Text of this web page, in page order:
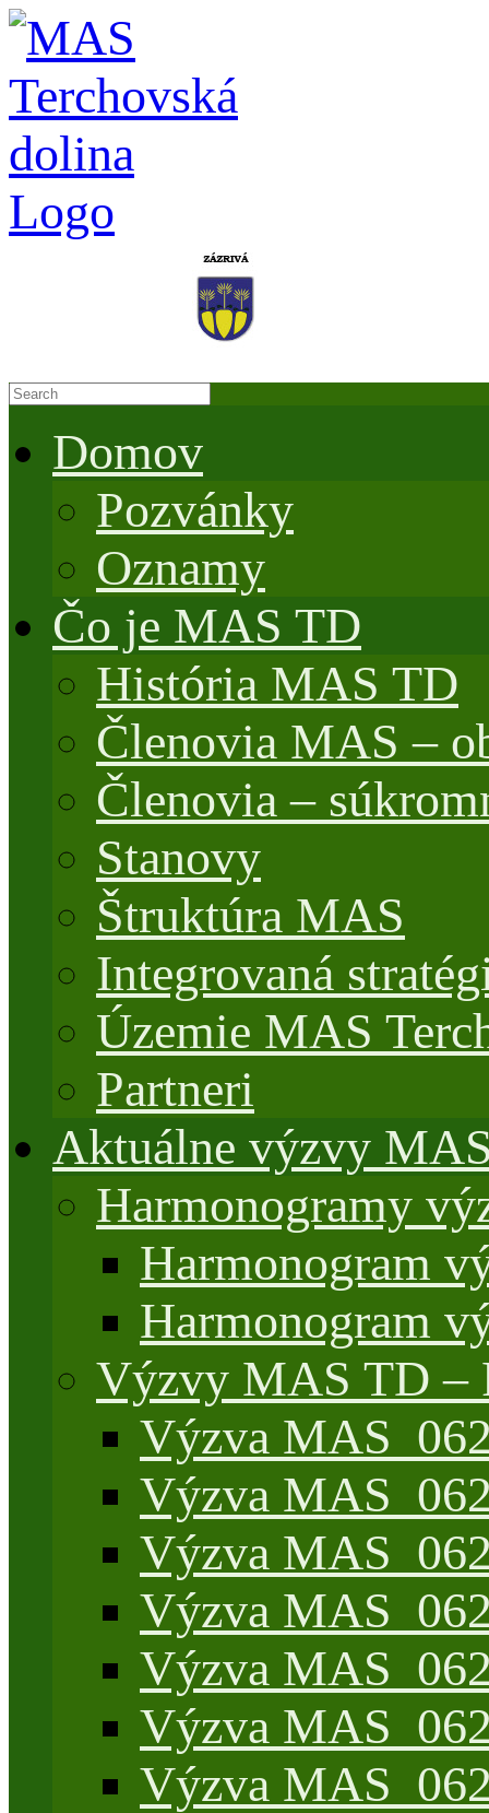
Domov
Pozvánky
Oznamy
Čo je MAS TD
História MAS TD
Členovia MAS –
Členovia –
Stanovy
Štruktúra MAS
Integrovaná
Územie MAS
Partneri
Aktuálne výzvy
Harmonogramy
Harmonogram
Harmonogram
Výzvy MAS TD –
Výzva
Výzva
Výzva
Výzva
Výzva
Výzva
Výzva